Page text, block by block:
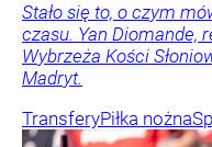
Stało się to, o czym
czasu. Yan Diomande,
Wybrzeża Kości
Madryt.
TransferyPiłka nożna